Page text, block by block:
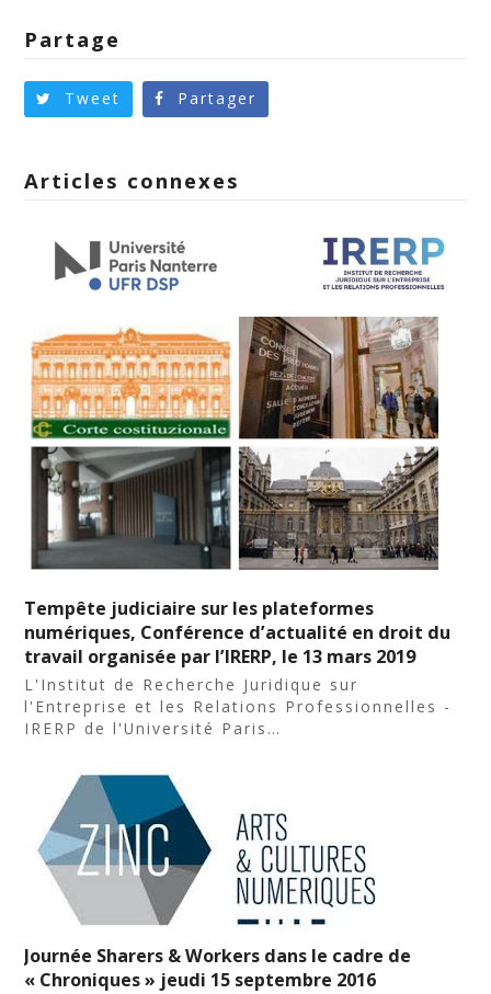
Partage
Tweet Partager
Articles connexes
Tempête judiciaire sur les plateformes
numériques, Conférence d’actualité en droit du
travail organisée par l’IRERP, le 13 mars 2019
L'Institut de Recherche Juridique sur
l'Entreprise et les Relations Professionnelles -
IRERP de l'Université Paris…
Journée Sharers & Workers dans le cadre de
« Chroniques » jeudi 15 septembre 2016